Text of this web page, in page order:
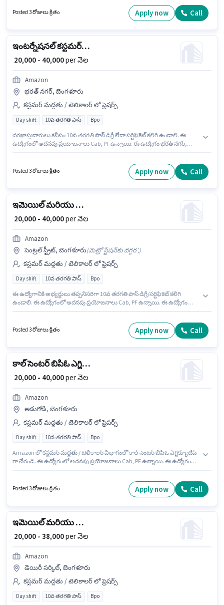
ఇవ్వబడుతుంది. ఈ ఉద్యోగానికి అభ్యర్థులు తప్పనిసరిగా 10వ తరగతి పాస్ డిగ్రీ/
సర్టిఫికెట్ కలిగి ఉండాలి. ఈ ఉద్యోగం ఫ్రెషర్ కోసం, నెల జీతం ₹40000 ఉంటుంది.
Posted 3 రోజులు క్రితం Apply now Call
ఇంటర్నేషనల్ కస్టమర్ సపోర్ట్ ఎగ్జిక్యూటివ్
₹ 20,000 - 40,000per నెల
Amazon
భరత్ నగర్, బెంగళూరు
కస్టమర్ మద్దతు / టెలికాలర్ లో ఫ్రెషర్స్
Day shift 10వ తరగతి పాస్ Bpo
దరఖాస్తుదారులు కనీసం 10వ తరగతి పాస్ డిగ్రీ లేదా సర్టిఫికెట్ కలిగి ఉండాలి. ఈ
ఉద్యోగంలో అదనపు ప్రయోజనాలు Cab, PF ఉన్నాయి. ఈ ఉద్యోగం భరత్ నగర్,
విభాగంలో ఇంటర్నేషనల్ కస్టమర్ సపోర్ట్ ఎగ్జిక్యూటివ్ గా చేరండి.
Posted 3 రోజులు క్రితం Apply now Call
ఇమెయిల్ మరియు చాట్ ప్రాసెస్ ఎగ్జిక్యూటివ్
₹ 20,000 - 40,000per నెల
Amazon
సెంట్రల్ స్ట్రీట్, బెంగళూరు(మెట్రో స్టేషన్‌కు దగ్గర',)
కస్టమర్ మద్దతు / టెలికాలర్ లో ఫ్రెషర్స్
Day shift 10వ తరగతి పాస్ Bpo
ఈ ఉద్యోగానికి అభ్యర్థులు తప్పనిసరిగా 10వ తరగతి పాస్ డిగ్రీ/సర్టిఫికెట్ కలిగి
ఉండాలి. ఈ ఉద్యోగంలో అదనపు ప్రయోజనాలు Cab, PF ఉన్నాయి. ఈ ఉద్యోగం
working ఉంటాయి. Amazon కస్టమర్ మద్దతు / టెలికాలర్ విభాగంలో ఇమెయిల్
మరియు చాట్ ప్రాసెస్ ఎగ్జిక్యూటివ్ ఉద్యోగానికి క్రియాశీలకంగా నియామకం
Posted 3 రోజులు క్రితం Apply now Call
కాల్ సెంటర్ బిపిఓ ఎగ్జిక్యూటివ్
₹ 20,000 - 40,000per నెల
Amazon
అడుగోడి, బెంగళూరు
కస్టమర్ మద్దతు / టెలికాలర్ లో ఫ్రెషర్స్
Day shift 10వ తరగతి పాస్ Bpo
Amazon లో కస్టమర్ మద్దతు / టెలికాలర్ విభాగంలో కాల్ సెంటర్ బిపిఓ ఎగ్జిక్యూటివ్
గా చేరండి. ఈ ఉద్యోగంలో అదనపు ప్రయోజనాలు Cab, PF ఉన్నాయి. ఈ ఉద్యోగం
ఉద్యోగం, ఇందులో DAY shift మరియు వారానికి 5 days working ఉంటాయి.
Posted 3 రోజులు క్రితం Apply now Call
ఇమెయిల్ మరియు చాట్ ప్రాసెస్ ఎగ్జిక్యూటివ్
₹ 20,000 - 38,000per నెల
Amazon
డెయిరీ సర్కిల్, బెంగళూరు
కస్టమర్ మద్దతు / టెలికాలర్ లో ఫ్రెషర్స్
Day shift 10వ తరగతి పాస్ Bpo